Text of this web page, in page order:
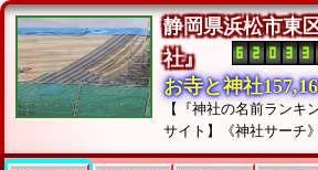
静岡県浜松市東
社』
お寺と神社
【『神社の名前ランキ
サイト】《神社サーチ